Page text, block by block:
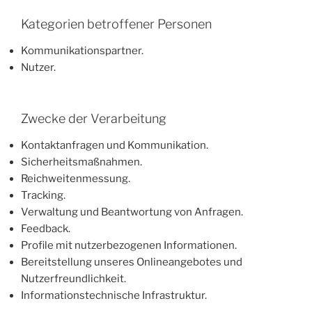
Kategorien betroffener Personen
Kommunikationspartner.
Nutzer.
Zwecke der Verarbeitung
Kontaktanfragen und Kommunikation.
Sicherheitsmaßnahmen.
Reichweitenmessung.
Tracking.
Verwaltung und Beantwortung von Anfragen.
Feedback.
Profile mit nutzerbezogenen Informationen.
Bereitstellung unseres Onlineangebotes und
Nutzerfreundlichkeit.
Informationstechnische Infrastruktur.